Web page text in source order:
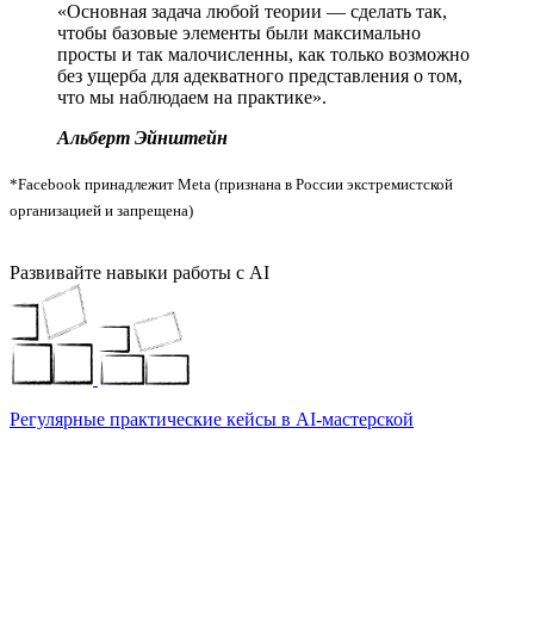
«Основная задача любой теории — сделать так,
чтобы базовые элементы были максимально
просты и так малочисленны, как только возможно
без ущерба для адекватного представления о том,
что мы наблюдаем на практике».
Альберт Эйнштейн
*Facebook принадлежит Meta (признана в России экстремистской
организацией и запрещена)
Развивайте навыки работы с AI
Регулярные практические кейсы в AI-мастерской